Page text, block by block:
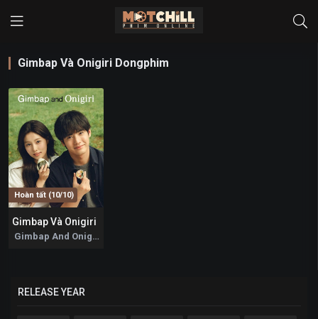
Gimbap Và Onigiri Dongphim
Hoàn tất (10/10)
8
Gimbap Và Onigiri
Gimbap And Onigiri 2026
RELEASE YEAR